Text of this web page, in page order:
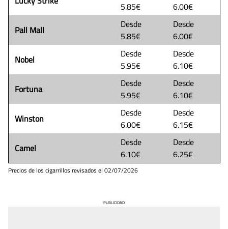
5.85€
6.00€
Pall Mall
Desde
5.85€
Desde
6.00€
Nobel
Desde
5.95€
Desde
6.10€
Fortuna
Desde
5.95€
Desde
6.10€
Winston
Desde
6.00€
Desde
6.15€
Camel
Desde
6.10€
Desde
6.25€
Precios de los cigarrillos revisados el 02/07/2026
PUBLICIDAD